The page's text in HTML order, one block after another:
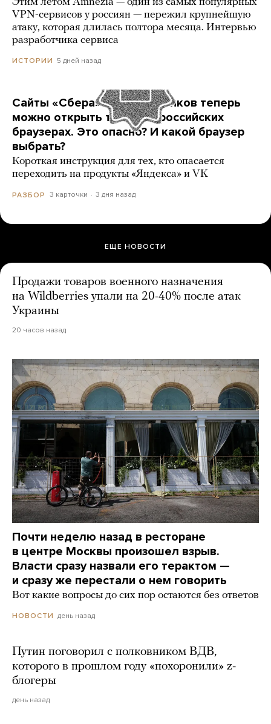
Этим летом Amnezia — один из самых популярных
VPN-сервисов у россиян — пережил крупнейшую
атаку, которая длилась полтора месяца. Интервью
разработчика сервиса
ИСТОРИИ 5 дней назад
Сайты «Сбера» и других банков теперь
можно открыть только в российских
браузерах. Это опасно? И какой браузер
выбрать?
Короткая инструкция для тех, кто опасается
переходить на продукты «Яндекса» и VK
РАЗБОР 3 карточки 3 дня назад
ЕЩЕ НОВОСТИ
Продажи товаров военного назначения
на Wildberries упали на 20-40% после атак
Украины
20 часов назад
Почти неделю назад в ресторане
в центре Москвы произошел взрыв.
Власти сразу назвали его терактом —
и сразу же перестали о нем говорить
Вот какие вопросы до сих пор остаются без ответов
НОВОСТИ день назад
Путин поговорил с полковником ВДВ,
которого в прошлом году «похоронили» z-
блогеры
день назад